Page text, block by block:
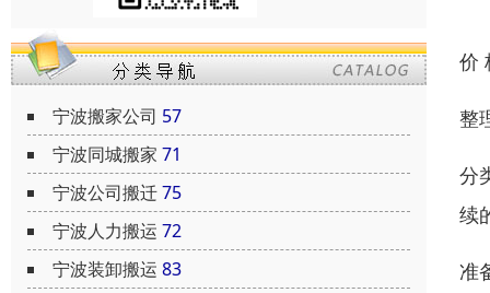
宁波搬家公司 57
宁波同城搬家 71
宁波公司搬迁75
宁波人力搬运 72
宁波装卸搬运 83
价
整
分
续
准